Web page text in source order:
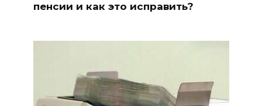
пенсии и как это исправить?